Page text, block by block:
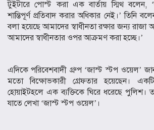
টুইটারে পোস্ট করা এক বার্তায় স্মিথ বলেন,
শান্তিপূর্ণ প্রতিবাদ করার অধিকার নেই।’ তিনি
বলা হয়েছে আমাদের স্বাধীনতা রক্ষার জন্য
আমাদের স্বাধীনতার ওপর আক্রমণ করা হচ্ছে।’
এদিকে পরিবেশবাদী গ্রুপ ‘জাস্ট স্টপ ওয়েল’
মতো বিক্ষোভকারী গ্রেফতার হয়েছেন।
হোয়াইটহলে এক ব্যক্তিকে ঘিরে ধরেছে পুলিশ।
যাতে লেখা ‘জাস্ট স্টপ ওয়েল’।